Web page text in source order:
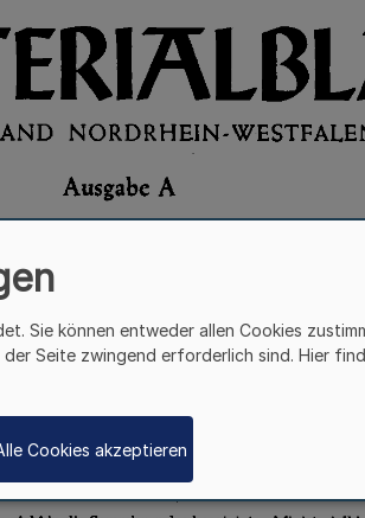
Sie können entweder allen Cookies
Seite zwingend erforderlich sind. Hier
Cookies akzeptieren